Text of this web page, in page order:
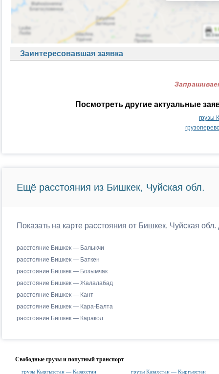
Заинтересовавшая заявка
Посмотреть другие актуальные
грузы
Ещё расстояния из Бишкек, Чуйская обл.
Показать на карте расстояния от Бишкек, Чуйская
расстояние Бишкек — Балыкчи
расстояние Бишкек — Баткен
расстояние Бишкек — Бозымчак
расстояние Бишкек — Жалалабад
расстояние Бишкек — Кант
расстояние Бишкек — Кара-Балта
расстояние Бишкек — Каракол
Свободные грузы и попутный транспорт
грузы Кыргызстан — Казахстан
грузы Казахстан — Кыргызстан